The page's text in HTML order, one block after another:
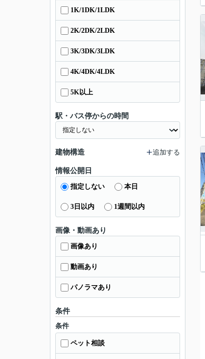
1K/1DK/1LDK
2K/2DK/2LDK
3K/3DK/3LDK
4K/4DK/4LDK
5K以上
駅・バス停からの時間
建物構造 追加する
情報公開日
指定しない 本日
3日以内 1週間以内
画像・動画あり
画像あり
動画あり
パノラマあり
条件
条件
ペット相談